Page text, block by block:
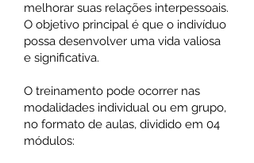
melhorar suas relações interpessoais.
O objetivo principal é que o indivíduo
possa desenvolver uma vida valiosa
e significativa.
O treinamento pode ocorrer nas
modalidades individual ou em grupo,
no formato de aulas, dividido em 04
módulos: